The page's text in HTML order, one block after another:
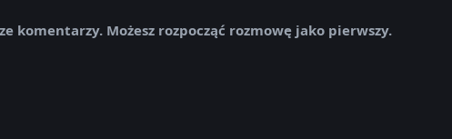
komentarzy. Możesz rozpocząć rozmowę jako pierwszy.